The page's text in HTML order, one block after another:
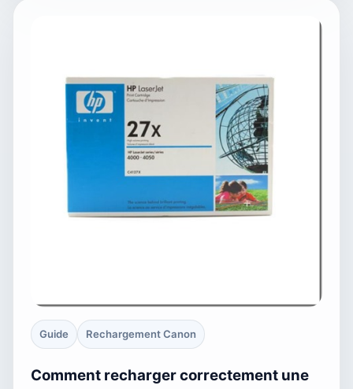
Guide Rechargement Canon
Comment recharger correctement une